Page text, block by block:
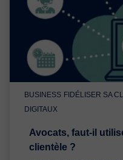
BUSINESS FIDÉLISER SA
DIGITAUX
Avocats, faut-il
clientèle ?